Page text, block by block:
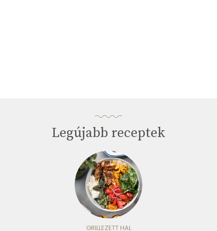
Legújabb receptek
GRILLEZETT HAL